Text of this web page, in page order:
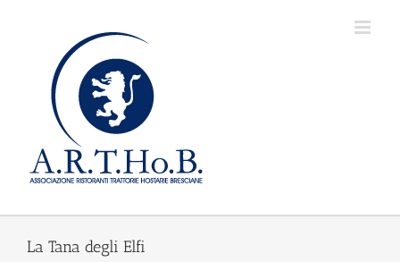
La Tana degli Elfi